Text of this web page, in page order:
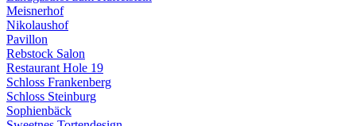
Meisnerhof
Nikolaushof
Pavillon
Rebstock Salon
Restaurant Hole 19
Schloss Frankenberg
Schloss Steinburg
Sophienbäck